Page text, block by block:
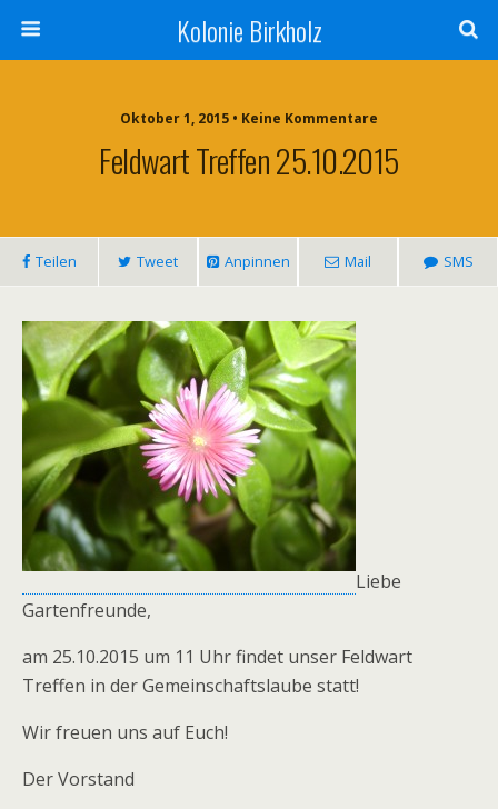
Kolonie Birkholz
Oktober 1, 2015 • Keine Kommentare
Feldwart Treffen 25.10.2015
Teilen Tweet Anpinnen Mail SMS
Liebe
Gartenfreunde,
am 25.10.2015 um 11 Uhr findet unser Feldwart
Treffen in der Gemeinschaftslaube statt!
Wir freuen uns auf Euch!
Der Vorstand